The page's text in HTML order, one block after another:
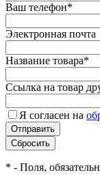
Ваш телефон*
Электронная почта
Название товара*
Ссылка на товар
Я согласен на
* - Поля,